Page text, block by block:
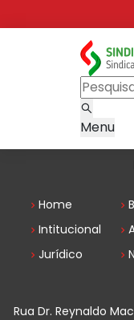
Menu
Home
Intitucional
Jurídico
Rua Dr. Reynaldo